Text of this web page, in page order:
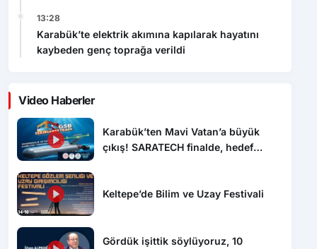
13:28
Karabük’te elektrik akımına kapılarak hayatını
kaybeden genç toprağa verildi
Video Haberler
Karabük’ten Mavi Vatan’a büyük
çıkış! SARATECH finalde, hedef
Keltepe’de Bilim ve Uzay Festivali
Gördük işittik söylüyoruz, 10